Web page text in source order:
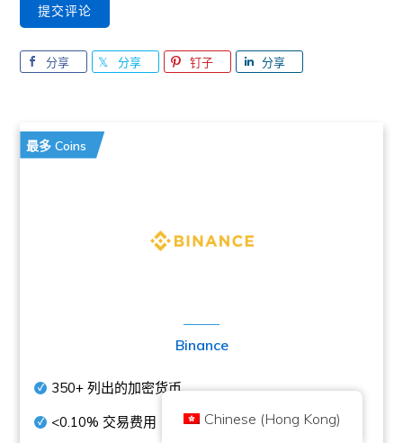
提交评论
分享 分享 钉子 分享
最多 Coins
Binance
350+ 列出的加密货币
<0.10% 交易费用
版權所有 © 2026 Brilliant British Ltd trading as Coin Kickoff
公司编号10490224
地址:3rd Floor Great Titchfield House, 14-18 Great Titchfield Street,
加密货币不受英国金融行为监管局的监管，不受英国金融服务补偿计划的保
加密货币可能会增值，或失去部分或全部价值。资本利得税可能适用于加密货
首页 关于 隐私政策 联系我们
Chinese (Hong Kong)